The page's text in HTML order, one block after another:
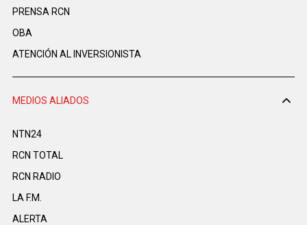
PRENSA RCN
OBA
ATENCIÓN AL INVERSIONISTA
MEDIOS ALIADOS
NTN24
RCN TOTAL
RCN RADIO
LA F.M.
ALERTA